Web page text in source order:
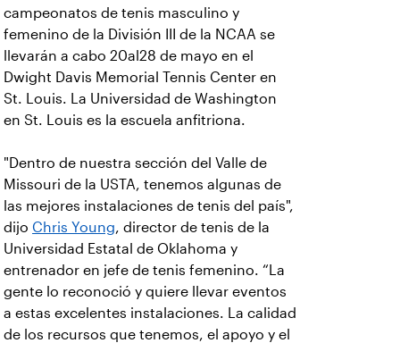
campeonatos de tenis masculino y
femenino de la División III de la NCAA se
llevarán a cabo 20al28 de mayo en el
Dwight Davis Memorial Tennis Center en
St. Louis. La Universidad de Washington
en St. Louis es la escuela anfitriona.
"Dentro de nuestra sección del Valle de
Missouri de la USTA, tenemos algunas de
las mejores instalaciones de tenis del país",
dijo Chris Young, director de tenis de la
Universidad Estatal de Oklahoma y
entrenador en jefe de tenis femenino. “La
gente lo reconoció y quiere llevar eventos
a estas excelentes instalaciones. La calidad
de los recursos que tenemos, el apoyo y el